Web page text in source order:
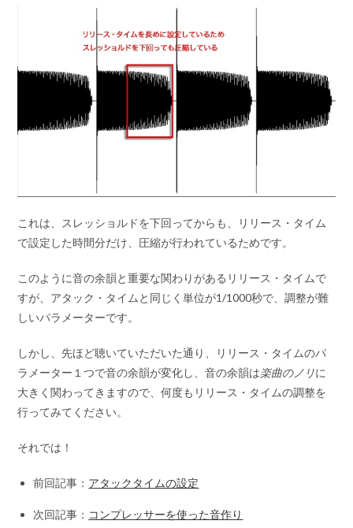
これは、 スレッショルドを下回ってからも、リリース・タイム
で設定した時間分だけ、圧縮が行われているためです。
このように音の余韻と重要な関わりがあるリリース・タイムで
すが、アタック・タイムと同じく単位が1/1000秒で、調整が難
しいパラメーターです。
しかし、先ほど聴いていただいた通り、
リリース・タイムのパ
ラメーター１つで音の余韻が変化し、音の余韻は楽曲のノリに
大きく関わってきますので、何度もリリース・タイムの調整を
行ってみてください。
それでは！
前回記事： アタックタイムの設定
次回記事： コンプレッサーを使った音作り